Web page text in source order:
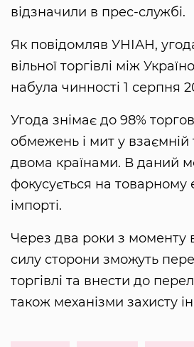
відзначили в прес-службі.
Як повідомляв УНІАН,
вільної торгівлі між
набула чинності 1 серпня
Угода знімає до 98%
обмежень і мит у взаємній
двома країнами. В даний
фокусується на товарному
імпорті.
Через два роки з моменту
силу сторони зможуть
торгівлі та внести до
також механізми захисту